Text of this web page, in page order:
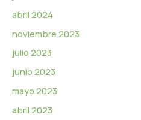
abril 2024
noviembre 2023
julio 2023
junio 2023
mayo 2023
abril 2023